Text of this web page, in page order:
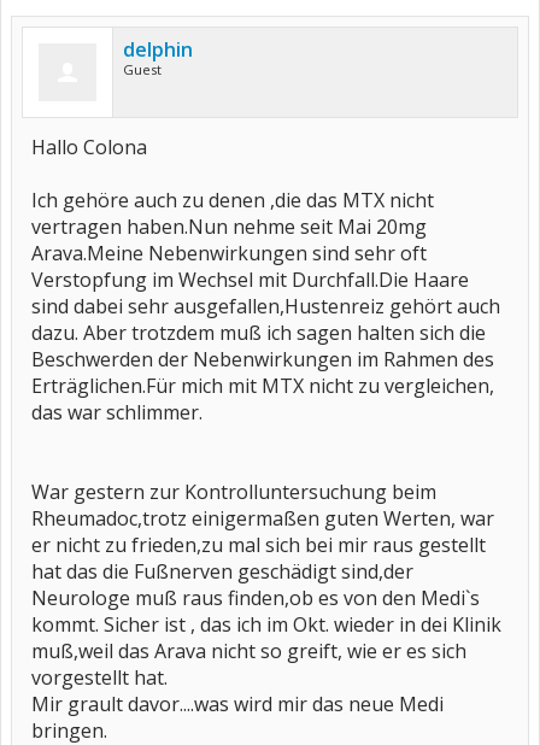
delphin
Guest
Hallo Colona
Ich gehöre auch zu denen ,die das MTX nicht
vertragen haben.Nun nehme seit Mai 20mg
Arava.Meine Nebenwirkungen sind sehr oft
Verstopfung im Wechsel mit Durchfall.Die Haare
sind dabei sehr ausgefallen,Hustenreiz gehört auch
dazu. Aber trotzdem muß ich sagen halten sich die
Beschwerden der Nebenwirkungen im Rahmen des
Erträglichen.Für mich mit MTX nicht zu vergleichen,
das war schlimmer.
War gestern zur Kontrolluntersuchung beim
Rheumadoc,trotz einigermaßen guten Werten, war
er nicht zu frieden,zu mal sich bei mir raus gestellt
hat das die Fußnerven geschädigt sind,der
Neurologe muß raus finden,ob es von den Medi`s
kommt. Sicher ist , das ich im Okt. wieder in dei Klinik
muß,weil das Arava nicht so greift, wie er es sich
vorgestellt hat.
Mir grault davor....was wird mir das neue Medi
bringen.